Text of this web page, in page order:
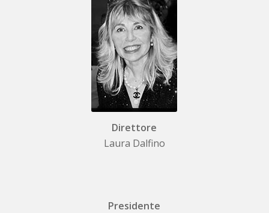
Direttore
Laura Dalfino
Presidente